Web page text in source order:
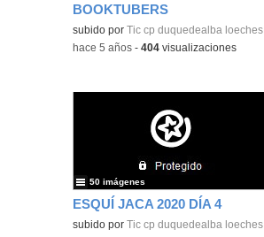
BOOKTUBERS
subido porTic cp duquedealba loeches
-hace 5 años -404 visualizaciones
ESQUÍ JACA 2020 DÍA 4
subido porTic cp duquedealba loeches
50 imágenes